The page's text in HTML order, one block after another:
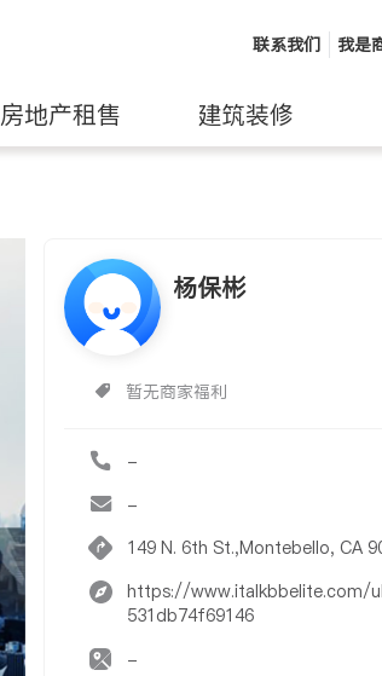
联系我们 我是
房地产租售 建筑装修
杨保彬
暂无商家福利
-
-
149 N. 6th St.,Montebello, CA
https://www.italkbbelite.com/
531db74f69146
-